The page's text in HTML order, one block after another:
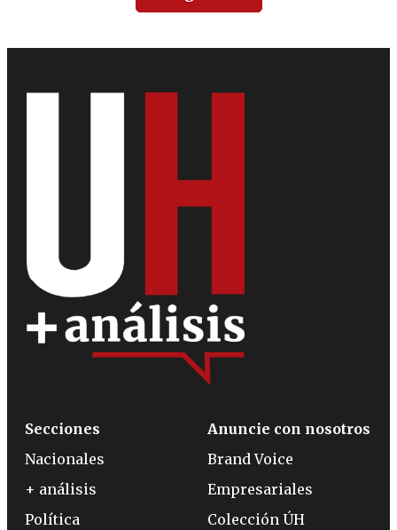
Secciones
Nacionales
+ análisis
Política
Anuncie con nosotros
Brand Voice
Empresariales
Colección ÚH